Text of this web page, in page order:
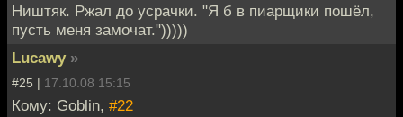
Ништяк. Ржал до усрачки. "Я б в пиарщики пошёл,
пусть меня замочат.")))))
Lucawy »
#25 | 17.10.08 15:15
Кому: Goblin, #22